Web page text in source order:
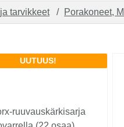
tarvikkeet Porakoneet,
UUTUUS!